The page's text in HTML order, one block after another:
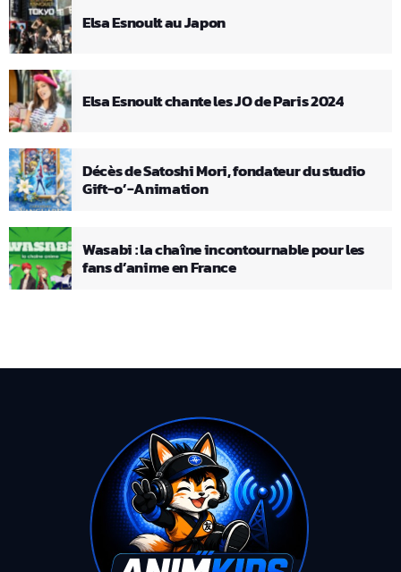
Elsa Esnoult au Japon
Elsa Esnoult chante les JO de Paris 2024
Décès de Satoshi Mori, fondateur du studio
Gift-o’-Animation
Wasabi : la chaîne incontournable pour les
fans d’anime en France